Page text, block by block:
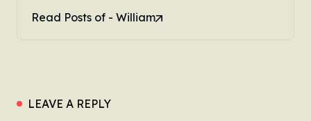
Read Posts of - William
LEAVE A REPLY